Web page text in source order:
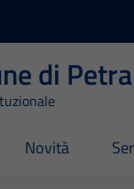
di
Novità